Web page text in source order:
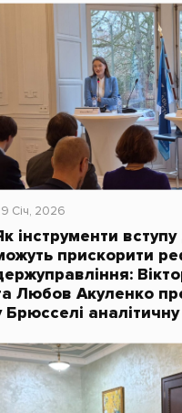
Січ, 2026
інструменти
прискорити
Любов Акуленко
Брюсселі